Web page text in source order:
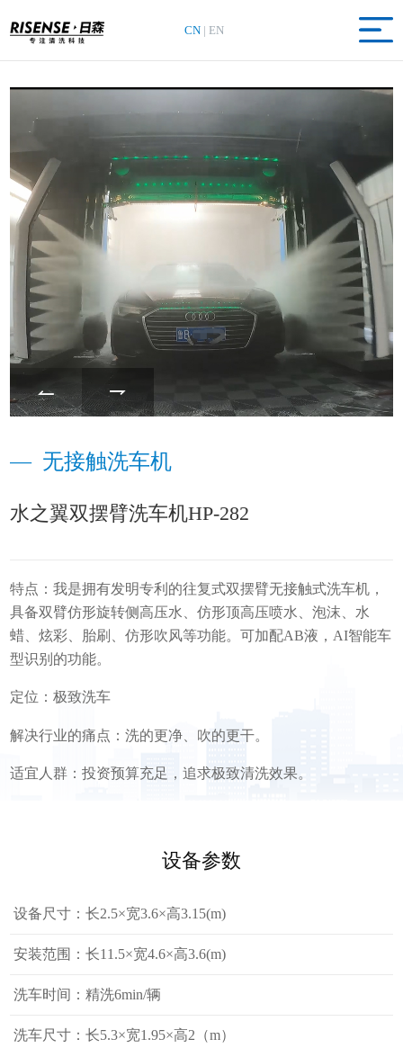
CN | EN
— 无接触洗车机
水之翼双摆臂洗车机HP-282
特点：我是拥有发明专利的往复式双摆臂无接触式洗车机，
具备双臂仿形旋转侧高压水、仿形顶高压喷水、泡沫、水
蜡、炫彩、胎刷、仿形吹风等功能。可加配AB液，AI智能车
型识别的功能。
定位：极致洗车
解决行业的痛点：洗的更净、吹的更干。
适宜人群：投资预算充足，追求极致清洗效果。
设备参数
设备尺寸：长2.5×宽3.6×高3.15(m)
安装范围：长11.5×宽4.6×高3.6(m)
洗车时间：精洗6min/辆
洗车尺寸：长5.3×宽1.95×高2（m）